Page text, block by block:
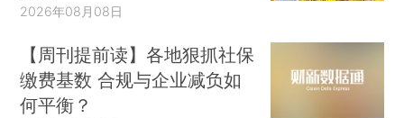
2026年08月08日
【周刊提前读】各地狠抓社保
缴费基数 合规与企业减负如
何平衡？